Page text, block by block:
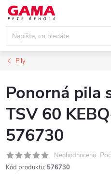
Přejít
obsah
Pily
Ponorná pila
TSV 60
576730
Neohodnoceno
Kód produktu: 576730